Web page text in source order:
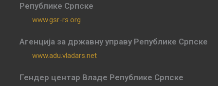
Републике Српске
www.gsr-rs.org
Агенција за државну управу Републике Српске
www.adu.vladars.net
Гендер центар Владе Републике Српске